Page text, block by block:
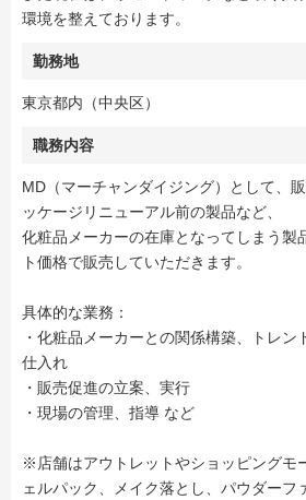
環境を整えております。
勤務地
東京都内（中央区）
職務内容
MD（マーチャンダイジング）として、
ッケージリニューアル前の製品など、
化粧品メーカーの在庫となってしまう製
ト価格で販売していただきます。
具体的な業務：
・化粧品メーカーとの関係構築、トレ
仕入れ
・販売促進の立案、実行
・現場の管理、指導 など
※店舗はアウトレットやショッピングモ
ェルパック、メイク落とし、パウダーフ